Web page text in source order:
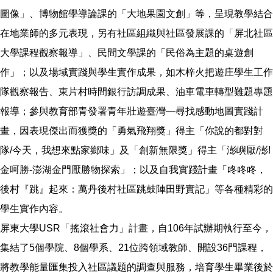
圖像」、博物館學導論課的「大地果園文創」等，呈現教學結合
在地業師的多元表現，另有社區組織與社區發展課的「屏北社區
大學課程觀察報導」、民間文學課的「民俗為主題的桌遊創
作」；以及場域實踐與學生實作成果，如木梓火把遊庄學生工作
隊觀察報告、東片村時間銀行訪調成果、油車電車轉型難題專題
報導；參與教育部青發署青年壯遊臺灣—尋找感動地圖實踐計
畫，因表現傑出而獲獎的「勇氣飛翔獎」得主「你說的都對對
隊/今天，我想來點家鄉味」及「創新無限獎」得主「澎嶼厭/澎!
金呵勝-澎湖金門厭勝物探索」；以及自我實踐計畫「咚咚咚，
後村『跳』起來：萬丹後村社區跳鼓陣田野實記」等各種精彩的
學生實作內容。
屏東大學USR「搖滾社會力」計畫，自106年試辦期執行至今，
集結了5個學院、8個學系、21位跨領域教師、開設36門課程，
將教學能量匯集投入社區議題的調查與服務，培育學生畢業後於